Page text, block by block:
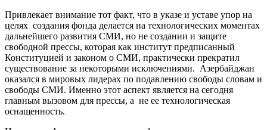
Привлекает внимание тот факт, что в указе и уставе упор на
целях создания фонда делается на технологических моментах
дальнейшего развития СМИ, но не создании и защите
свободной прессы, которая как институт предписанный
Конституцией и законом о СМИ, практически прекратил
существование за некоторыми исключениями. Азербайджан
оказался в мировых лидерах по подавлению свободы словам и
свободы СМИ. Именно этот аспект является на сегодня
главным вызовом для прессы, а не ее технологическая
оснащенность.